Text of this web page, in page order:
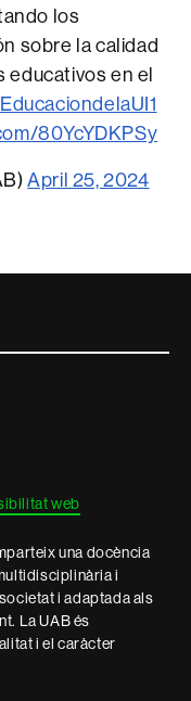
los
sobre la calidad
educativos en el
80YcYDKPSy
April 25, 2024
web
una docència
i
i adaptada als
La UAB és
i el caràcter